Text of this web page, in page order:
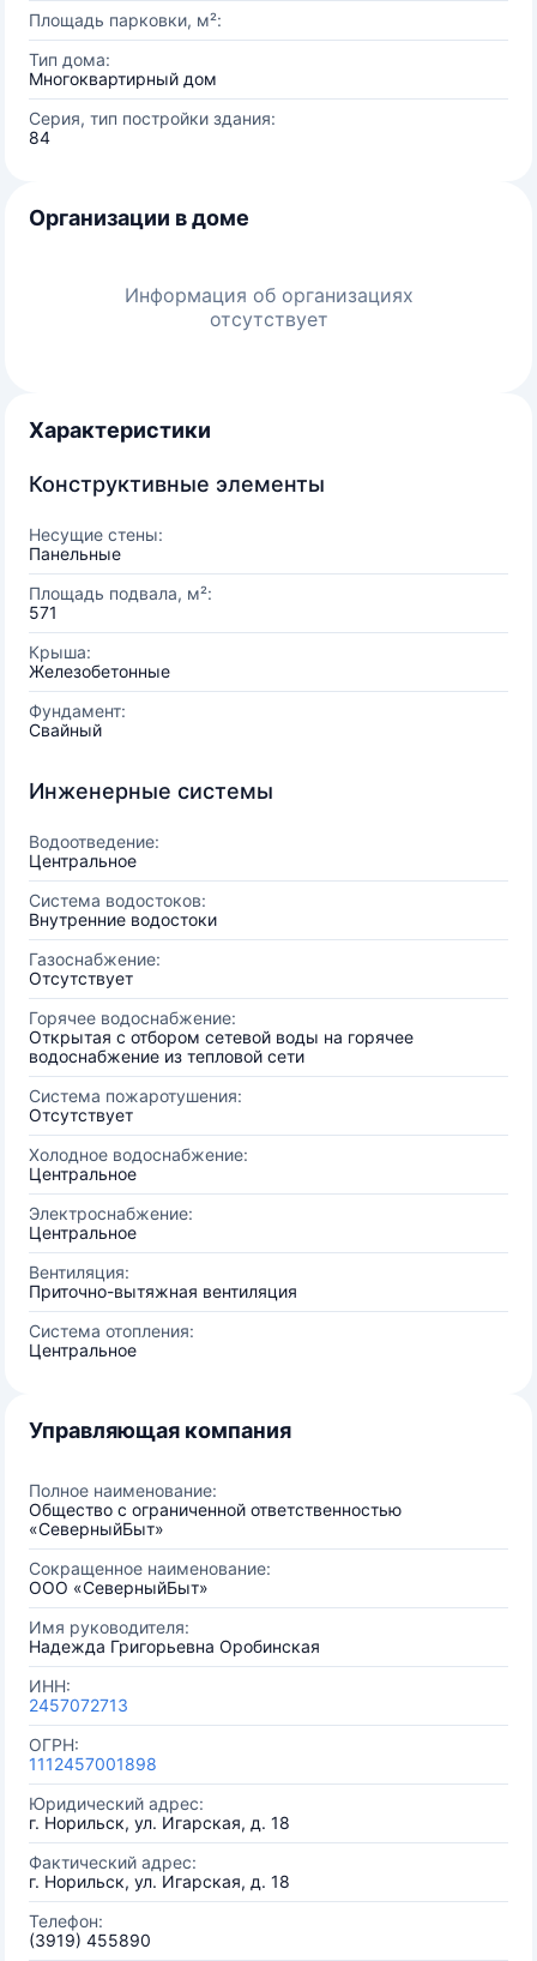
Площадь парковки, м²:
Тип дома:
Многоквартирный дом
Серия, тип постройки здания:
84
Организации в доме
Информация об организациях
отсутствует
Характеристики
Конструктивные элементы
Несущие стены:
Панельные
Площадь подвала, м²:
571
Крыша:
Железобетонные
Фундамент:
Свайный
Инженерные системы
Водоотведение:
Центральное
Система водостоков:
Внутренние водостоки
Газоснабжение:
Отсутствует
Горячее водоснабжение:
Открытая с отбором сетевой воды на горячее
водоснабжение из тепловой сети
Система пожаротушения:
Отсутствует
Холодное водоснабжение:
Центральное
Электроснабжение:
Центральное
Вентиляция:
Приточно-вытяжная вентиляция
Система отопления:
Центральное
Управляющая компания
Полное наименование:
Общество с ограниченной ответственностью
«СеверныйБыт»
Сокращенное наименование:
ООО «СеверныйБыт»
Имя руководителя:
Надежда Григорьевна Оробинская
ИНН:
2457072713
ОГРН:
1112457001898
Юридический адрес:
г. Норильск, ул. Игарская, д. 18
Фактический адрес:
г. Норильск, ул. Игарская, д. 18
Телефон:
(3919) 455890